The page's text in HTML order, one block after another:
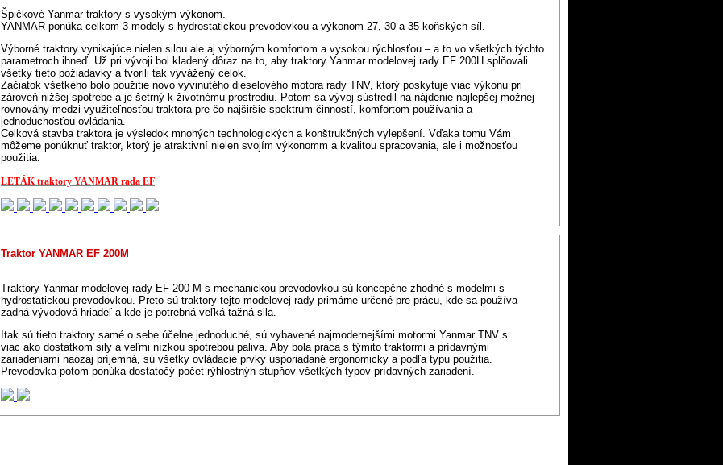
Špičkové Yanmar traktory s vysokým výkonom.
YANMAR ponúka celkom 3 modely s hydrostatickou prevodovkou a výkonom 27, 30 a 35 koňských síl.
Výborné traktory vynikajúce nielen silou ale aj výborným komfortom a vysokou rýchlosťou – a to vo všetkých týchto
parametroch ihneď. Už pri vývoji bol kladený dôraz na to, aby traktory Yanmar modelovej rady EF 200H splňovali
všetky tieto požiadavky a tvorili tak vyvážený celok.
Začiatok všetkého bolo použitie novo vyvinutého dieselového motora rady TNV, ktorý poskytuje viac výkonu pri
zároveň nižšej spotrebe a je šetrný k životnému prostrediu. Potom sa vývoj sústredil na nájdenie najlepšej možnej
rovnováhy medzi využiteľnosťou traktora pre čo najširšie spektrum činností, komfortom používania a
jednoduchosťou ovládania.
Celková stavba traktora je výsledok mnohých technologických a konštrukčných vylepšení. Vďaka tomu Vám
môžeme ponúknuť traktor, ktorý je atraktivní nielen svojím výkonomm a kvalitou spracovania, ale i možnosťou
použitia.
LETÁK traktory YANMAR rada EF
Traktor YANMAR EF 200M
Traktory Yanmar modelovej rady EF 200 M s mechanickou prevodovkou sú koncepčne zhodné s modelmi s
hydrostatickou prevodovkou. Preto sú traktory tejto modelovej rady primárne určené pre prácu, kde sa používa
zadná vývodová hriadeľ a kde je potrebná veľká tažná sila.
Itak sú tieto traktory samé o sebe účelne jednoduché, sú vybavené najmodernejšími motormi Yanmar TNV s
viac ako dostatkom sily a veľmi nízkou spotrebou paliva. Aby bola práca s týmito traktormi a prídavnými
zariadeniami naozaj príjemná, sú všetky ovládacie prvky usporiadané ergonomicky a podľa typu použitia.
Prevodovka potom ponúka dostatočý počet rýhlostnýh stupňov všetkých typov prídavných zariadení.